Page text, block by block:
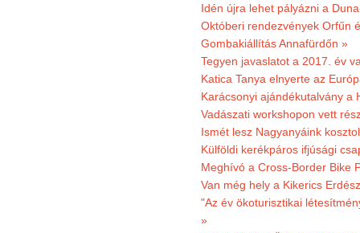
Idén újra lehet pályázni a
Októberi rendezvények Orfűn
Gombakiállítás Annafürdőn »
Tegyen javaslatot a 2017. év
Katica Tanya elnyerte az
Karácsonyi ajándékutalvány a
Vadászati workshopon vett
Ismét lesz Nagyanyáink
Külföldi kerékpáros ifjúsági
Meghívó a Cross-Border Bike
Van még hely a Kikerics
"Az év ökoturisztikai
»